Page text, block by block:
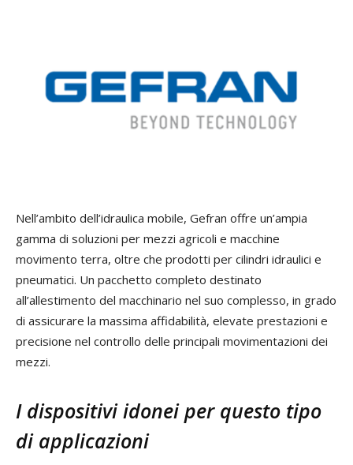
Nell’ambito dell’idraulica mobile, Gefran offre un’ampia
gamma di soluzioni per mezzi agricoli e macchine
movimento terra, oltre che prodotti per cilindri idraulici e
pneumatici. Un pacchetto completo destinato
all’allestimento del macchinario nel suo complesso, in grado
di assicurare la massima affidabilità, elevate prestazioni e
precisione nel controllo delle principali movimentazioni dei
mezzi.
I dispositivi idonei per questo tipo
di applicazioni